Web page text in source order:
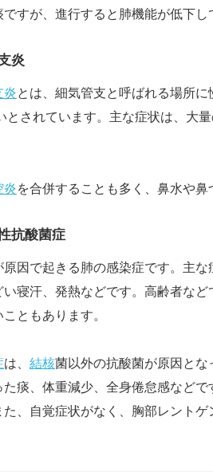
すが、進行すると肺機能が低下
炎
炎とは、細気管支と呼ばれる場所
とされています。主な症状は、大
炎を合併することも多く、鼻水や
抗酸菌症
原因で起きる肺の感染症です。主
寝汗、発熱などです。高齢者な
ともあります。
は、 結核菌以外の抗酸菌が原因と
痰、体重減少、全身倦怠感など
、自覚症状がなく、胸部レント